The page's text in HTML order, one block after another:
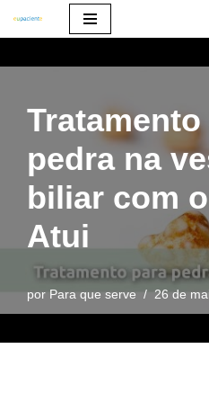
conteúdo
pedra na
biliar com
Atui
por Para que serve 26 de